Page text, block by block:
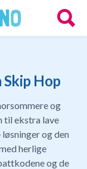
Hop
og
til ekstra lave
og den
herlige
og de